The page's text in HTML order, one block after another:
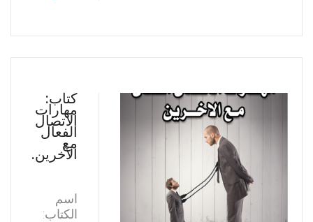
كتاب:
مهارات
الاتصال
الفعال
مع
الآخرين.
اسم
الكتاب: